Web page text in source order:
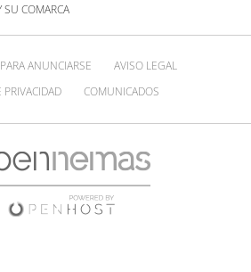
SU COMARCA
PARA ANUNCIARSE
AVISO LEGAL
PRIVACIDAD
COMUNICADOS